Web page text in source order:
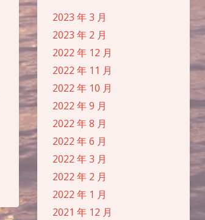
2023 年 3 月
2023 年 2 月
2022 年 12 月
2022 年 11 月
2022 年 10 月
2022 年 9 月
2022 年 8 月
2022 年 6 月
2022 年 3 月
2022 年 2 月
2022 年 1 月
2021 年 12 月